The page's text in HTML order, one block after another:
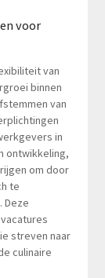
voor
van
binnen
van
in
ontwikkeling,
om door
te
Deze
streven naar
culinaire